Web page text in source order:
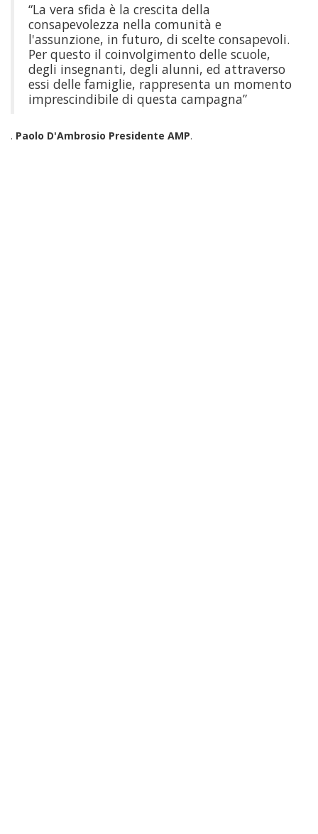
“La vera sfida è la crescita della
consapevolezza nella comunità e
l'assunzione, in futuro, di scelte consapevoli.
Per questo il coinvolgimento delle scuole,
degli insegnanti, degli alunni, ed attraverso
essi delle famiglie, rappresenta un momento
imprescindibile di questa campagna”
. Paolo D'Ambrosio Presidente AMP.